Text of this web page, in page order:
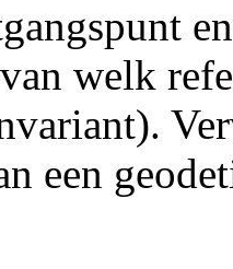
welk
een